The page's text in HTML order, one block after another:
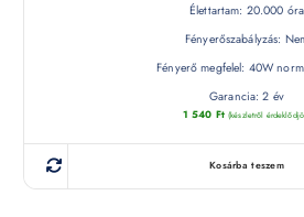
Élettartam: 20.000 óra
Fényerőszabályzás:
Fényerő megfelel: 40W
Garancia: 2 év
1 540 Ft (készletről
Kosárba teszem